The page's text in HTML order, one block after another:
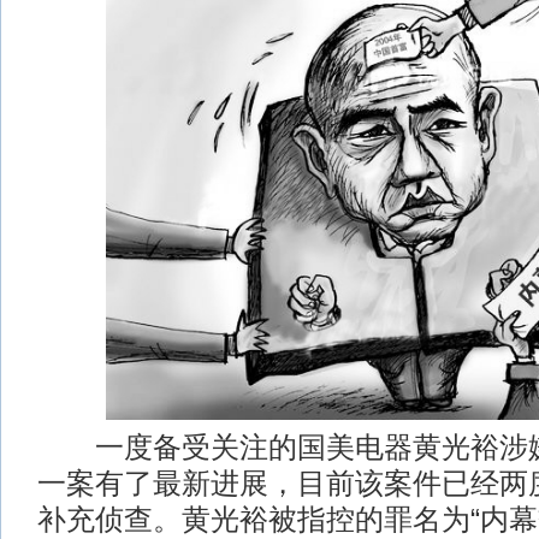
一度备受关注的国美电器黄光裕涉
一案有了最新进展，目前该案件已经两
补充侦查。黄光裕被指控的罪名为“内